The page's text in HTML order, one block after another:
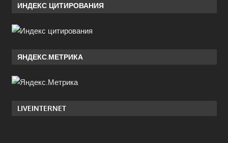
ИНДЕКС ЦИТИРОВАНИЯ
ЯНДЕКС.МЕТРИКА
LIVEINTERNET